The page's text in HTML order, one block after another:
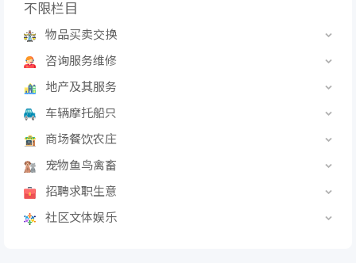
不限栏目
物品买卖交换
咨询服务维修
地产及其服务
车辆摩托船只
商场餐饮农庄
宠物鱼鸟禽畜
招聘求职生意
社区文体娱乐